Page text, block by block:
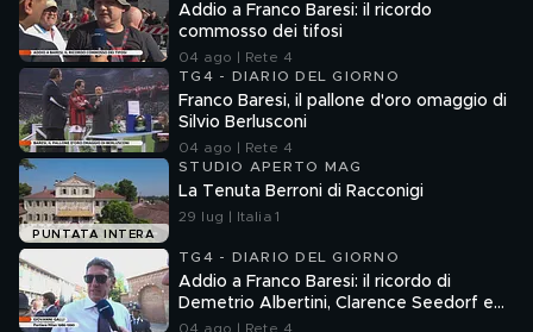
Addio a Franco Baresi: il ricordo
commosso dei tifosi
04 ago | Rete 4
TG4 - DIARIO DEL GIORNO
Franco Baresi, il pallone d'oro omaggio di
Silvio Berlusconi
04 ago | Rete 4
PUNTATA INTERA
STUDIO APERTO MAG
La Tenuta Berroni di Racconigi
29 lug | Italia 1
TG4 - DIARIO DEL GIORNO
Addio a Franco Baresi: il ricordo di
Demetrio Albertini, Clarence Seedorf e
Giovanni Galli
04 ago | Rete 4